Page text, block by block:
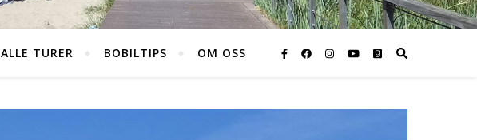
ALLE TURER BOBILTIPS OM OSS